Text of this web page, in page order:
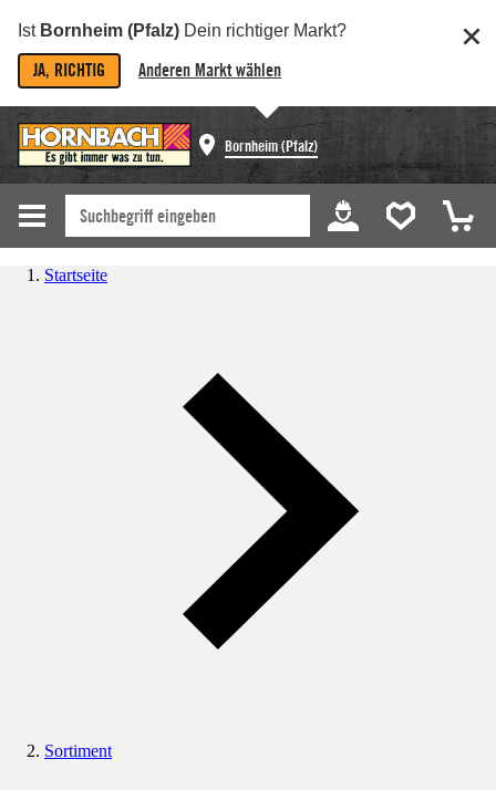
Ist Bornheim (Pfalz) Dein richtiger Markt?
JA, RICHTIG Anderen Markt wählen
Bornheim (Pfalz)
Startseite
Sortiment